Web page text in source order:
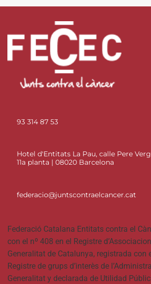
93 314 87 53
Hotel d'Entitats La Pau, calle Pere
11a planta | 08020 Barcelona
federacio@juntscontraelcancer.cat
Federació Catalana Entitats contra el
con el nº 408 en el Registre
Generalitat de Catalunya, registrada con
Registre de grups d’interès de
Generalitat y declarada de Utilidad